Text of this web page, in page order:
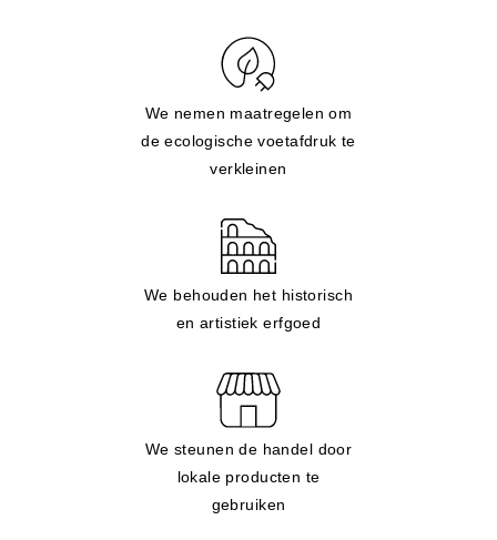
We nemen maatregelen om
de ecologische voetafdruk te
verkleinen
We behouden het historisch
en artistiek erfgoed
We steunen de handel door
lokale producten te
gebruiken